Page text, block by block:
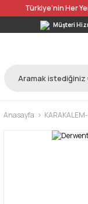
Türkiye’nin Her
Müşteri
Anasayfa